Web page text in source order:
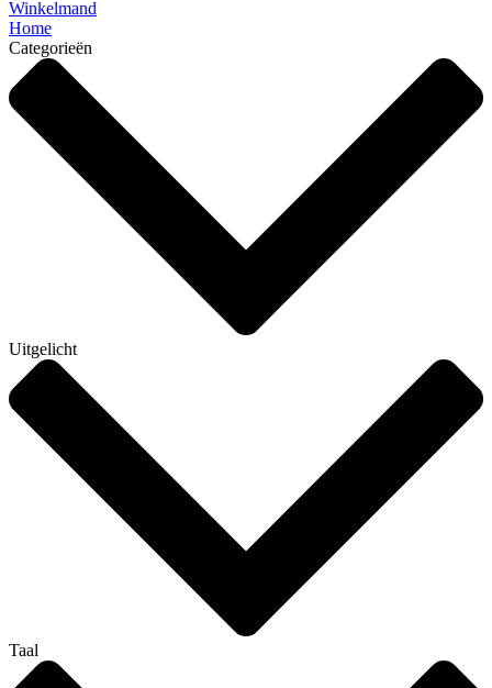
Winkelmand
Home
Categorieën
Uitgelicht
Taal